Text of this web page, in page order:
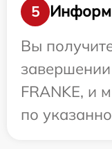
5
Вы
FRANKE, и
по